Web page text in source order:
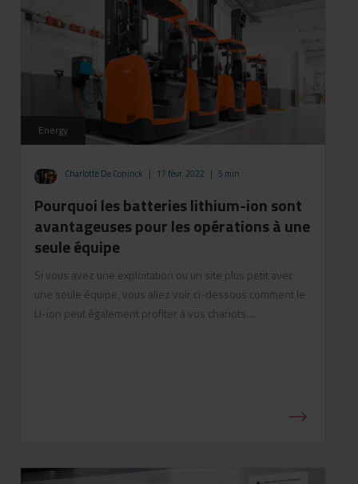
Energy
Charlotte De Coninck | 17 févr. 2022 | 5 min
Pourquoi les batteries lithium-ion sont
avantageuses pour les opérations à une
seule équipe
Si vous avez une exploitation ou un site plus petit avec
une seule équipe, vous allez voir ci-dessous comment le
Li-ion peut également profiter à vos chariots....